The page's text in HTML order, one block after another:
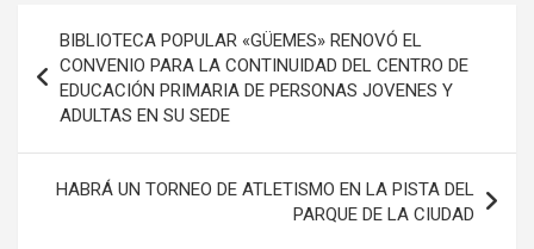
de
entradas
BIBLIOTECA POPULAR «GÜEMES» RENOVÓ EL
CONVENIO PARA LA CONTINUIDAD DEL CENTRO DE
EDUCACIÓN PRIMARIA DE PERSONAS JOVENES Y
ADULTAS EN SU SEDE
HABRÁ UN TORNEO DE ATLETISMO EN LA PISTA DEL
PARQUE DE LA CIUDAD